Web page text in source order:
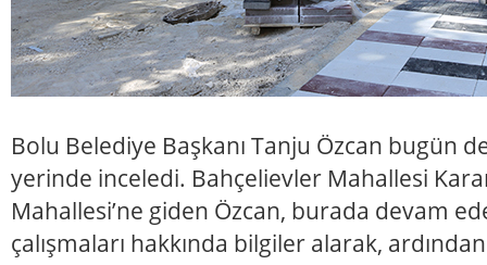
Bolu Belediye Başkanı Tanju Özcan bugün
yerinde inceledi. Bahçelievler Mahallesi
Mahallesi’ne giden Özcan, burada devam
çalışmaları hakkında bilgiler alarak,